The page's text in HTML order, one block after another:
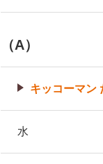
（A）
キッコーマン
水